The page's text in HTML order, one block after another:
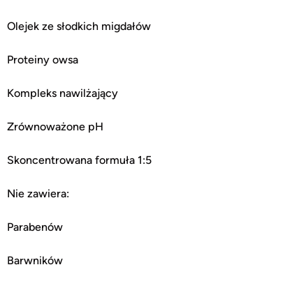
Olejek ze słodkich migdałów
Proteiny owsa
Kompleks nawilżający
Zrównoważone pH
Skoncentrowana formuła 1:5
Nie zawiera:
Parabenów
Barwników